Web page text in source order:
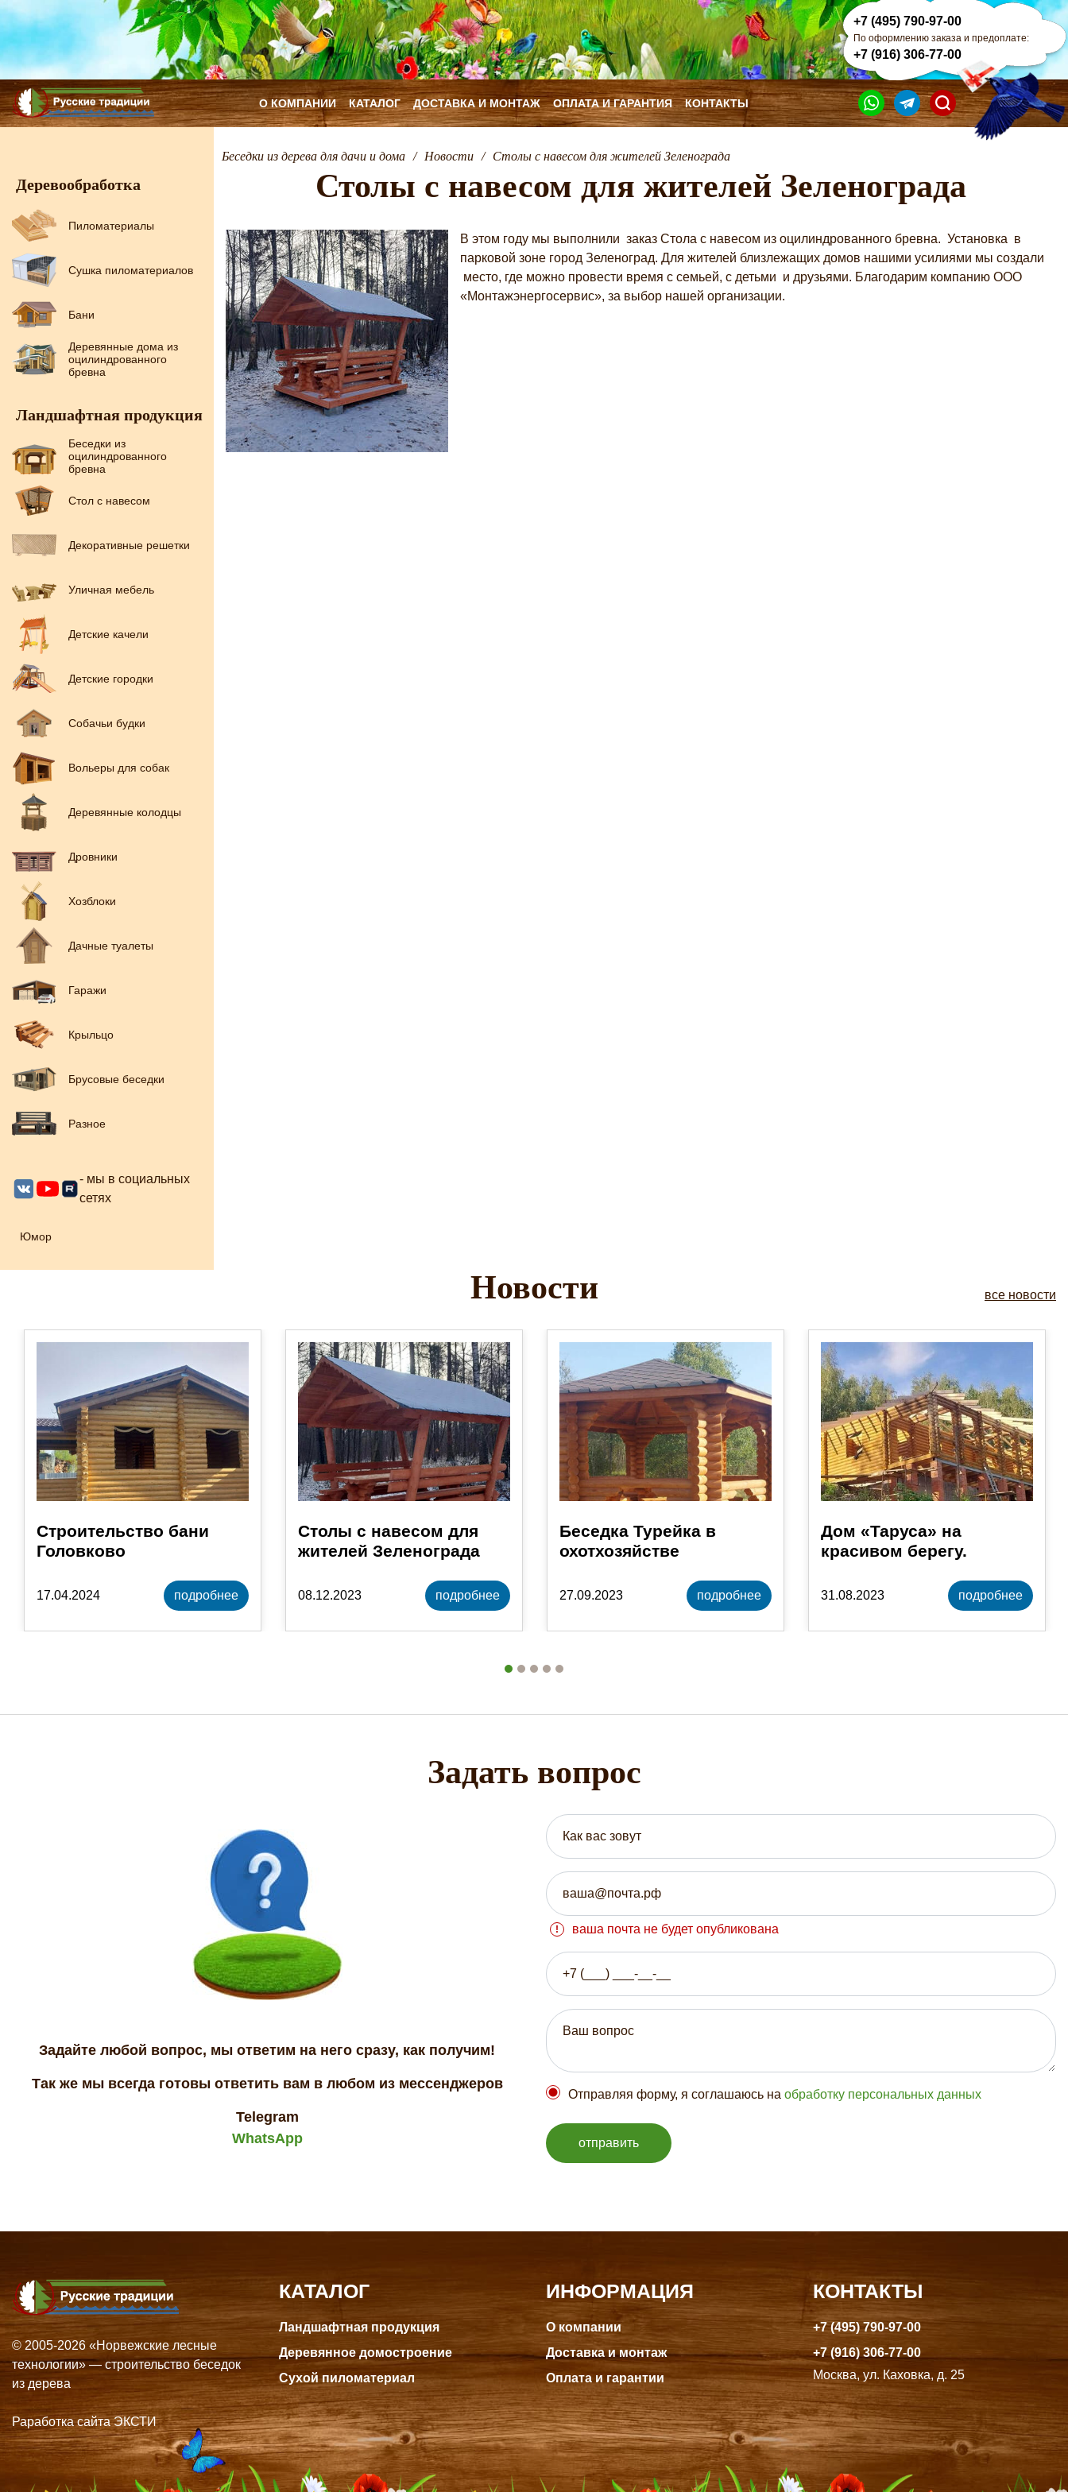
О КОМПАНИИ ДОСТАВКА И МОНТАЖ ОПЛАТА И ГАРАНТИЯ КОНТАКТЫ
КАТАЛОГ
+7 (495) 790-97-00
По оформлению заказа и предоплате:
+7 (916) 306-77-00
Деревообработка
Пиломатериалы
Сушка пиломатериалов
Бани
Деревянные дома из
оцилиндрованного
бревна
Ландшафтная продукция
Беседки из
оцилиндрованного
бревна
Стол с навесом
Декоративные решетки
Уличная мебель
Детские качели
Детские городки
Собачьи будки
Вольеры для собак
Деревянные колодцы
Дровники
Хозблоки
Дачные туалеты
Гаражи
Крыльцо
Брусовые беседки
Разное
- мы в социальных
сетях
Юмор
Беседки из дерева для дачи и дома / Новости / Столы с навесом для жителей Зеленограда
Столы с навесом для жителей Зеленограда
В этом году мы выполнили заказ Стола с навесом из оцилиндрованного бревна. Установка в
парковой зоне город Зеленоград. Для жителей близлежащих домов нашими усилиями мы создали
место, где можно провести время с семьей, с детьми и друзьями. Благодарим компанию ООО
«Монтажэнергосервис», за выбор нашей организации.
Новости все новости
Строительство бани
Головково
17.04.2024 подробнее
Столы с навесом для
жителей Зеленограда
08.12.2023 подробнее
Беседка Турейка в
охотхозяйстве
27.09.2023 подробнее
Дом «Таруса» на
красивом берегу.
31.08.2023 подробнее
Задать вопрос
Задайте любой вопрос, мы ответим на него сразу, как получим!
Так же мы всегда готовы ответить вам в любом из мессенджеров
Telegram
WhatsApp
ваша почта не будет опубликована
Отправляя форму, я соглашаюсь на обработку персональных данных
отправить
КАТАЛОГ
Ландшафтная продукция
Деревянное домостроение
Сухой пиломатериал
ИНФОРМАЦИЯ
О компании
Доставка и монтаж
Оплата и гарантии
КОНТАКТЫ
+7 (495) 790-97-00
+7 (916) 306-77-00
Москва, ул. Каховка, д. 25
© 2005-2026 «Норвежские лесные
технологии» — строительство беседок
из дерева
Раработка сайта ЭКСТИ